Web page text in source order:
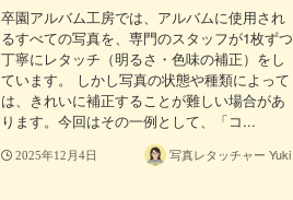
卒園アルバム工房では、アルバムに使用され
るすべての写真を、専門のスタッフが1枚ずつ
丁寧にレタッチ（明るさ・色味の補正）をし
ています。 しかし写真の状態や種類によって
は、きれいに補正することが難しい場合があ
ります。今回はその一例として、「コ...
2025年12月4日 写真レタッチャー Yuki